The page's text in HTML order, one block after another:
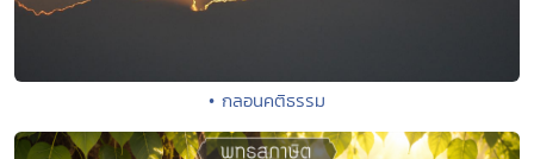
• กลอนคติธรรม